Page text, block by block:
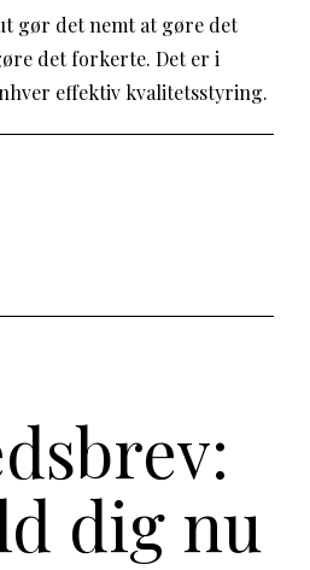
gør det nemt at gøre det
det forkerte. Det er i
effektiv kvalitetsstyring.
dig nu